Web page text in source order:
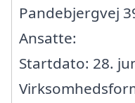
Pandebjergvej
Ansatte:
Startdato: 28.